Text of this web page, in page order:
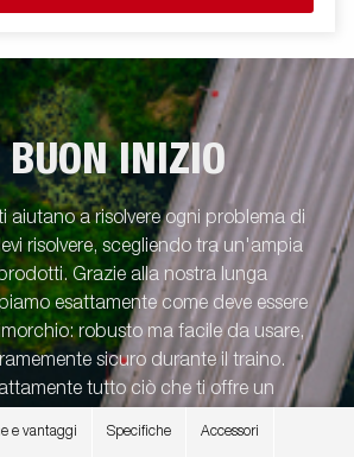
e vantaggi Specifiche Accessori
BUON INIZIO
ti aiutano a risolvere ogni problema di
risolvere, scegliendo tra un'ampia
Grazie alla nostra lunga
esattamente come deve essere
robusto ma facile da usare,
sicuro durante il traino.
tutto ciò che ti offre un